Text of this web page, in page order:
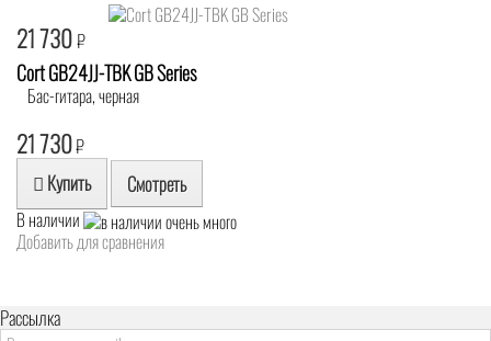
21 730₽
Cort GB24JJ-TBK GB Series
Бас-гитара, черная
21 730₽
Купить Смотреть
В наличии
Добавить для сравнения
Рассылка